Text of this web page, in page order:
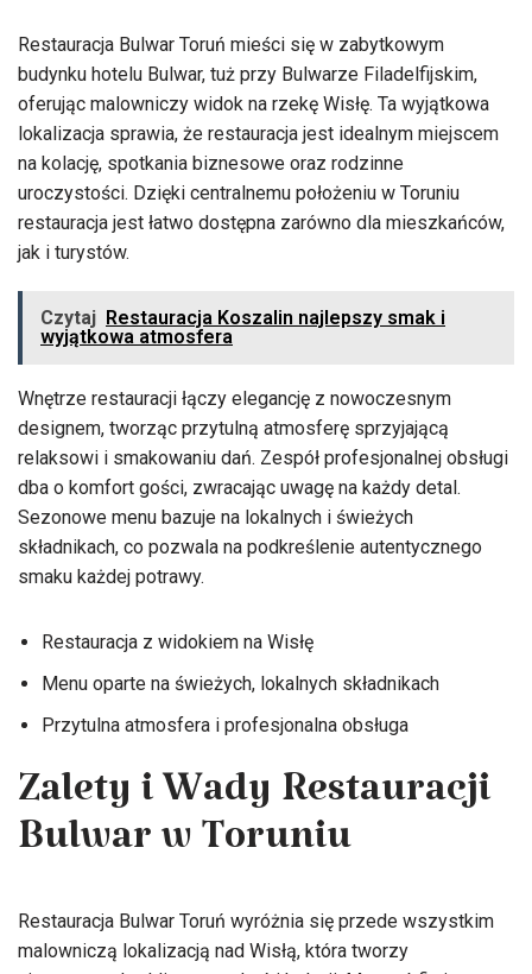
Restauracja Bulwar Toruń mieści się w zabytkowym
budynku hotelu Bulwar, tuż przy Bulwarze Filadelfijskim,
oferując malowniczy widok na rzekę Wisłę. Ta wyjątkowa
lokalizacja sprawia, że restauracja jest idealnym miejscem
na kolację, spotkania biznesowe oraz rodzinne
uroczystości. Dzięki centralnemu położeniu w Toruniu
restauracja jest łatwo dostępna zarówno dla mieszkańców,
jak i turystów.
Czytaj Restauracja Koszalin najlepszy smak i
wyjątkowa atmosfera
Wnętrze restauracji łączy elegancję z nowoczesnym
designem, tworząc przytulną atmosferę sprzyjającą
relaksowi i smakowaniu dań. Zespół profesjonalnej obsługi
dba o komfort gości, zwracając uwagę na każdy detal.
Sezonowe menu bazuje na lokalnych i świeżych
składnikach, co pozwala na podkreślenie autentycznego
smaku każdej potrawy.
Restauracja z widokiem na Wisłę
Menu oparte na świeżych, lokalnych składnikach
Przytulna atmosfera i profesjonalna obsługa
Zalety i Wady Restauracji
Bulwar w Toruniu
Restauracja Bulwar Toruń wyróżnia się przede wszystkim
malowniczą lokalizacją nad Wisłą, która tworzy